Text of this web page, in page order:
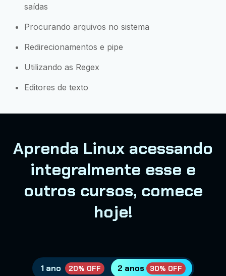
saídas
Procurando arquivos no sistema
Redirecionamentos e pipe
Utilizando as Regex
Editores de texto
Aprenda Linux acessando
integralmente esse e
outros cursos, comece
hoje!
1 ano 20% OFF 2 anos 30% OFF